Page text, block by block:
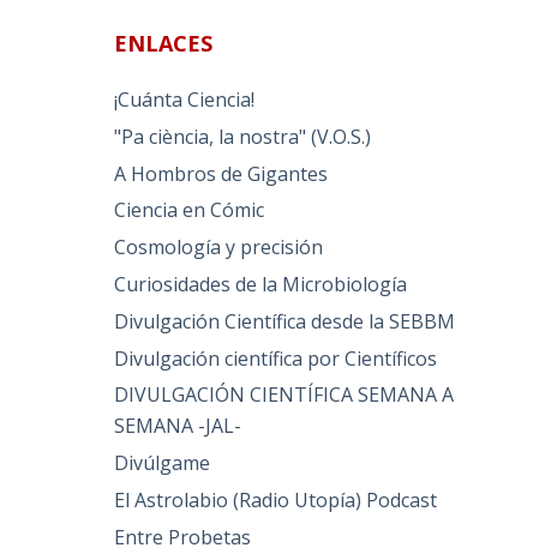
ENLACES
¡Cuánta Ciencia!
"Pa ciència, la nostra" (V.O.S.)
A Hombros de Gigantes
Ciencia en Cómic
Cosmología y precisión
Curiosidades de la Microbiología
Divulgación Científica desde la SEBBM
Divulgación científica por Científicos
DIVULGACIÓN CIENTÍFICA SEMANA A
SEMANA -JAL-
Divúlgame
El Astrolabio (Radio Utopía) Podcast
Entre Probetas